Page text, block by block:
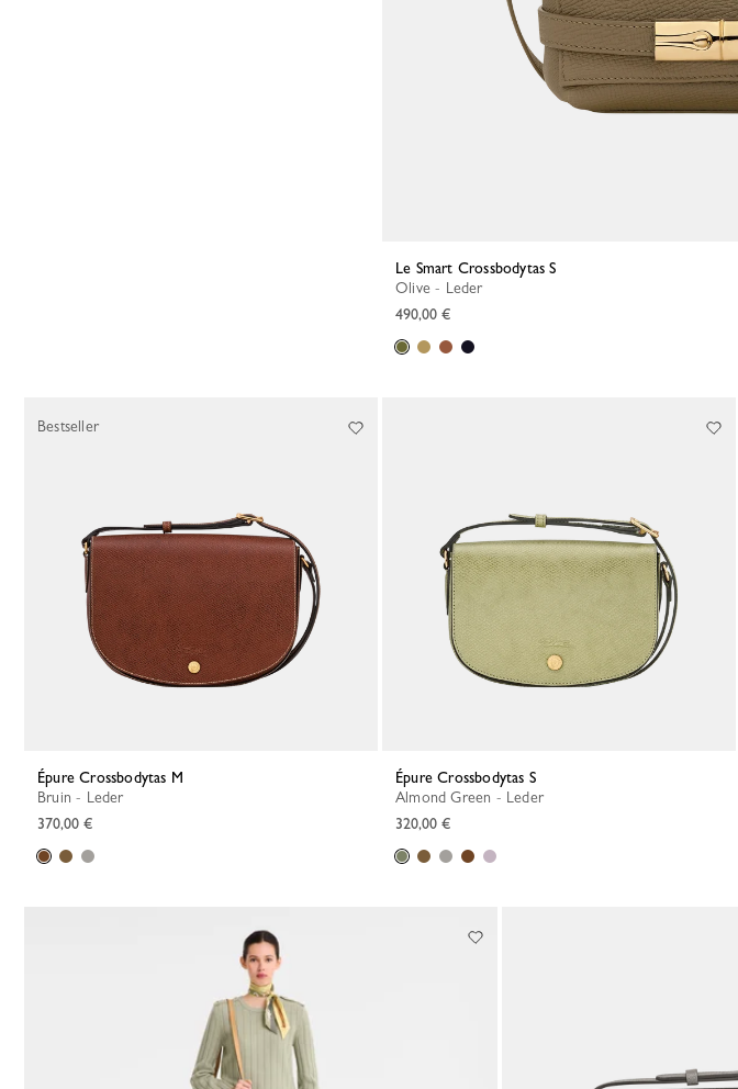
Le Smart Crossbodytas S
Olive - Leder
490,00 €
Épure Crossbodytas M
Bruin - Leder
370,00 €
Bestseller
Épure Crossbodytas S
Almond Green - Leder
320,00 €